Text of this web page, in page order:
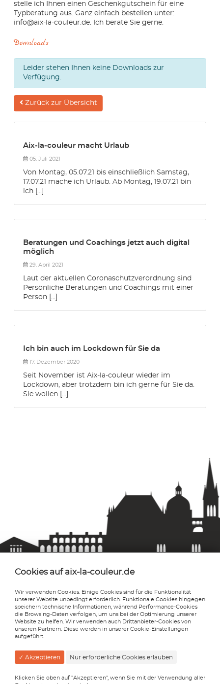
stelle ich Ihnen einen Geschenkgutschein für eine
Typberatung aus. Ganz einfach bestellen unter:
info@aix-la-couleur.de. Ich berate Sie gerne.
Downloads
Leider stehen Ihnen keine Downloads zur
Verfügung.
Zurück zur Übersicht
Aix-la-couleur macht Urlaub
05. Juli 2021
Von Montag, 05.07.21 bis einschließlich Samstag,
17.07.21 mache ich Urlaub. Ab Montag, 19.07.21 bin
ich [...]
Beratungen und Coachings jetzt auch digital
möglich
29. April 2021
Laut der aktuellen Coronaschutzverordnung sind
Persönliche Beratungen und Coachings mit einer
Person [...]
Ich bin auch im Lockdown für Sie da
17. Dezember 2020
Seit November ist Aix-la-couleur wieder im
Lockdown, aber trotzdem bin ich gerne für Sie da.
Sie wollen [...]
Aix-la-couleur
Sabine Syrig
Reinhardstraße 63
D-52078 Aachen
info@aix-la-couleur.de
0241 47581043
Cookies auf aix-la-couleur.de
Wir verwenden Cookies. Einige Cookies sind für die Funktionalität
unserer Website unbedingt erforderlich. Funktionale Cookies hingegen
speichern technische Informationen, während Performance-Cookies
die Browsing-Daten verfolgen, um uns bei der Optimierung unserer
Website zu helfen. Wir verwenden auch Drittanbieter-Cookies von
unseren Partnern. Diese werden in unserer Cookie-Einstellungen
aufgeführt.
✓ Akzeptieren Nur erforderliche Cookies erlauben
Klicken Sie oben auf "Akzeptieren", wenn Sie mit der Verwendung aller